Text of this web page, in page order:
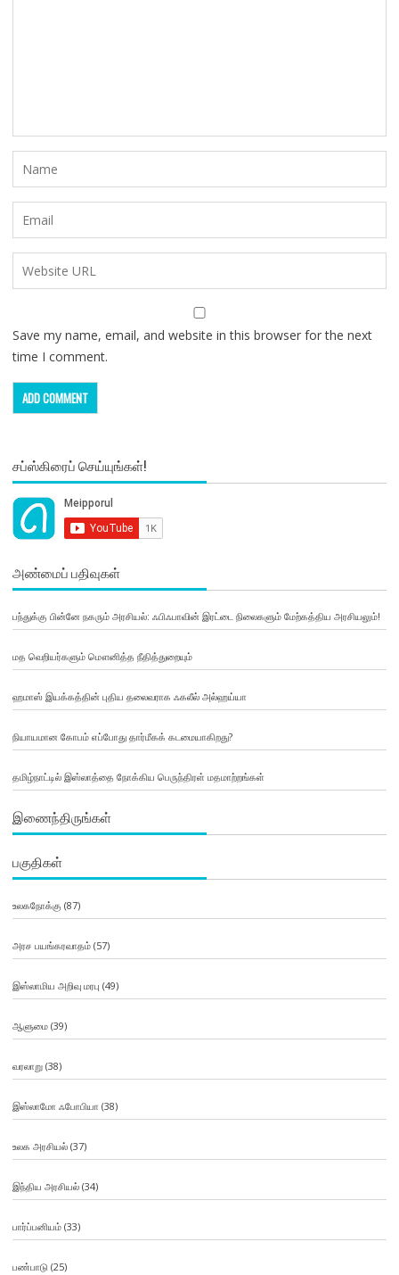
Save my name, email, and website in this browser for the next
time I comment.
சப்ஸ்கிரைப் செய்யுங்கள்!
அண்மைப் பதிவுகள்
பந்துக்கு பின்னே நகரும் அரசியல்: ஃபிஃபாவின் இரட்டை நிலைகளும் மேற்கத்திய அரசியலும்!
மத வெறியர்களும் மௌனித்த நீதித்துறையும்
ஹமாஸ் இயக்கத்தின் புதிய தலைவராக ஃகலீல் அல்ஹய்யா
நியாயமான கோபம் எப்போது தார்மீகக் கடமையாகிறது?
தமிழ்நாட்டில் இஸ்லாத்தை நோக்கிய பெருந்திரள் மதமாற்றங்கள்
இணைந்திருங்கள்
பகுதிகள்
உலகநோக்கு (87)
அரச பயங்கரவாதம்(57)
இஸ்லாமிய அறிவு மரபு (49)
ஆளுமை(39)
வரலாறு(38)
இஸ்லாமோ ஃபோபியா (38)
உலக அரசியல்(37)
இந்திய அரசியல்(34)
பார்ப்பனியம்(33)
பண்பாடு(25)